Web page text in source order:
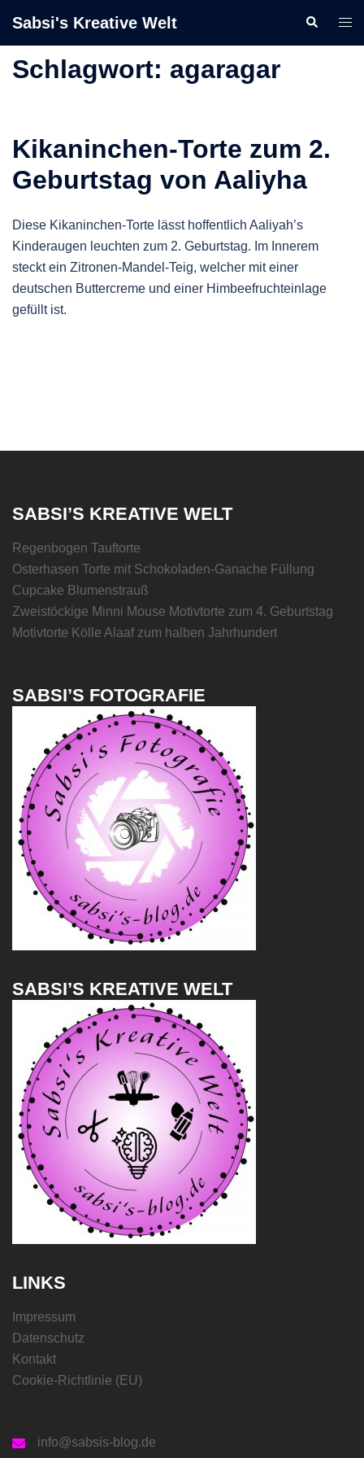
Inhalt
Sabsi's Kreative Welt Suche
Schlagwort: agaragar
Kikaninchen-Torte zum 2.
Geburtstag von Aaliyha
Diese Kikaninchen-Torte lässt hoffentlich Aaliyah’s
Kinderaugen leuchten zum 2. Geburtstag. Im Innerem
steckt ein Zitronen-Mandel-Teig, welcher mit einer
deutschen Buttercreme und einer Himbeefruchteinlage
gefüllt ist.
SABSI’S KREATIVE WELT
Regenbogen Tauftorte
Osterhasen Torte mit Schokoladen-Ganache Füllung
Cupcake Blumenstrauß
Zweistöckige Minni Mouse Motivtorte zum 4. Geburtstag
Motivtorte Kölle Alaaf zum halben Jahrhundert
SABSI’S FOTOGRAFIE
SABSI’S KREATIVE WELT
LINKS
Impressum
Datenschutz
Kontakt
Cookie-Richtlinie (EU)
info@sabsis-blog.de